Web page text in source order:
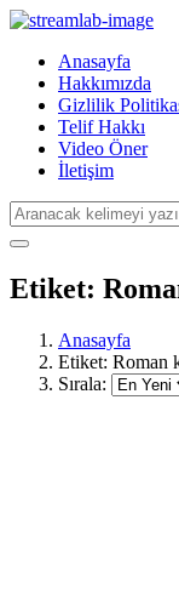
Anasayfa
Hakkımızda
Gizlilik
Telif Hakkı
Video Öner
İletişim
Etiket:
Anasayfa
Etiket: Roman
Sırala: